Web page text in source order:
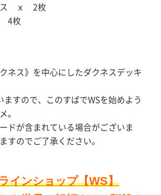
ス ｘ 2枚
4枚
ネス》を中心にしたダクネスデッキ
すので、このすばでWSを始めよう
。
ドが含まれている場合がございま
すのでご了承ください。
インショップ【WS】